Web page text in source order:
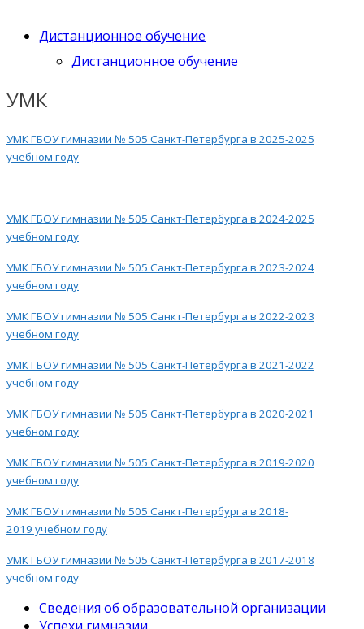
Дистанционное обучение
Дистанционное обучение
УМК
УМК ГБОУ гимназии № 505 Санкт-Петербурга в 2025-2025
учебном году
УМК ГБОУ гимназии № 505 Санкт-Петербурга в 2024-2025
учебном году
УМК ГБОУ гимназии № 505 Санкт-Петербурга в 2023-2024
учебном году
УМК ГБОУ гимназии № 505 Санкт-Петербурга в 2022-2023
учебном году
УМК ГБОУ гимназии № 505 Санкт-Петербурга в 2021-2022
учебном году
УМК ГБОУ гимназии № 505 Санкт-Петербурга в 2020-2021
учебном году
УМК ГБОУ гимназии № 505 Санкт-Петербурга в 2019-2020
учебном году
УМК ГБОУ гимназии № 505 Санкт-Петербурга в 2018-
2019 учебном году
УМК ГБОУ гимназии № 505 Санкт-Петербурга в 2017-2018
учебном году
Сведения об образовательной организации